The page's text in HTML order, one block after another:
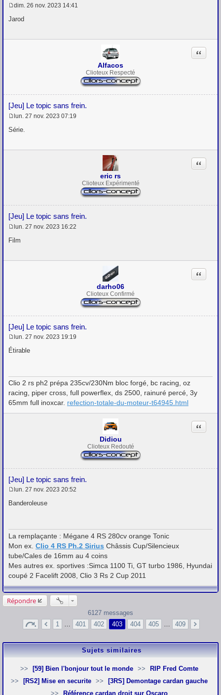
e
a
dim. 26 nov. 2023 14:41
Jarod
Alfacos
Clioteux Respecté
[Jeu] Le topic sans frein.
Citation
e
a
lun. 27 nov. 2023 07:19
Série.
eric rs
Clioteux Expérimenté
[Jeu] Le topic sans frein.
Citation
e
a
lun. 27 nov. 2023 16:22
Film
darho06
Clioteux Confirmé
[Jeu] Le topic sans frein.
Citation
e
g
e
lun. 27 nov. 2023 19:19
Étirable
Clio 2 rs ph2 prépa 235cv/230Nm bloc forgé, bc racing, oz
racing, piper cross, full powerflex, ds 2500, rainuré percé, 3y
65mm full inoxcar. refection-totale-du-moteur-t64945.html
Didiou
Clioteux Redouté
[Jeu] Le topic sans frein.
Citation
e
g
e
lun. 27 nov. 2023 20:52
Banderoleuse
La remplaçante : Mégane 4 RS 280cv orange Tonic
Mon ex. Clio 4 RS Ph.2 Sirius Châssis Cup/Silencieux
tube/Cales de 16mm au 4 coins
Mes autres ex. sportives :Simca 1100 Ti, GT turbo 1986, Hyundai
coupé 2 Facelift 2008, Clio 3 Rs 2 Cup 2011
Répondre
6127 messages
1
401 402 403 404 405 409
Sujets similaires
[59] Bien l'bonjour tout le monde
RIP Fred Comte
[RS2] Mise en securite
[3RS] Demontage cardan gauche
Référence cardan droit sur Oscaro